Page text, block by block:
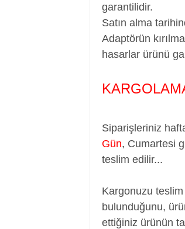
garantilidir.
Satın alma
Adaptörün
hasarlar ürünü
Siparişleriniz
Gün, Cumartesi
teslim edilir...
Kargonuzu
bulunduğunu,
ettiğiniz ürünün